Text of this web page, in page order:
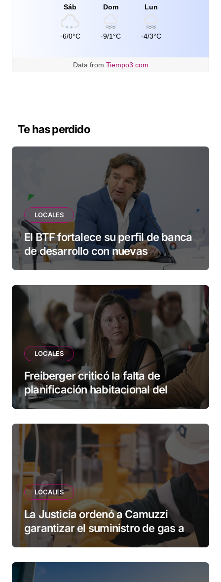
Sáb
-6/0°C
Dom
-9/1°C
Lun
-4/3°C
Data from Tiempo3.com
Te has perdido
LOCALES
El BTF fortalece su perfil de banca
de desarrollo con nuevas
herramientas para familias y
LOCALES
Freiberger criticó la falta de
planificación habitacional del
Municipio: “Vuoto deja afuera a
esperando”
LOCALES
La Justicia ordenó a Camuzzi
garantizar el suministro de gas a
una familia de Tolhuin